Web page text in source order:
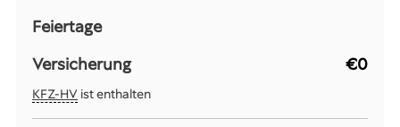
Feiertage
Versicherung
€0
KFZ-HV ist enthalten